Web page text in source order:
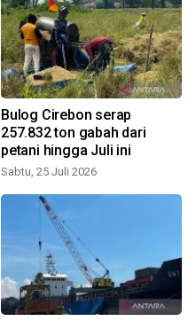
Bulog Cirebon serap
257.832 ton gabah dari
petani hingga Juli ini
Sabtu, 25 Juli 2026